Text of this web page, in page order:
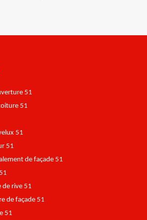
51
51
51
51
de façade 51
de rive 51
de façade 51
51